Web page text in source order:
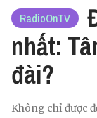
RadioOnTV
nhất:
đài?
Không chỉ được